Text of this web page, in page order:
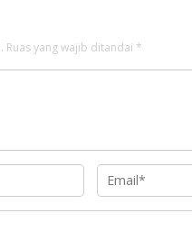
Ruas yang wajib ditandai *